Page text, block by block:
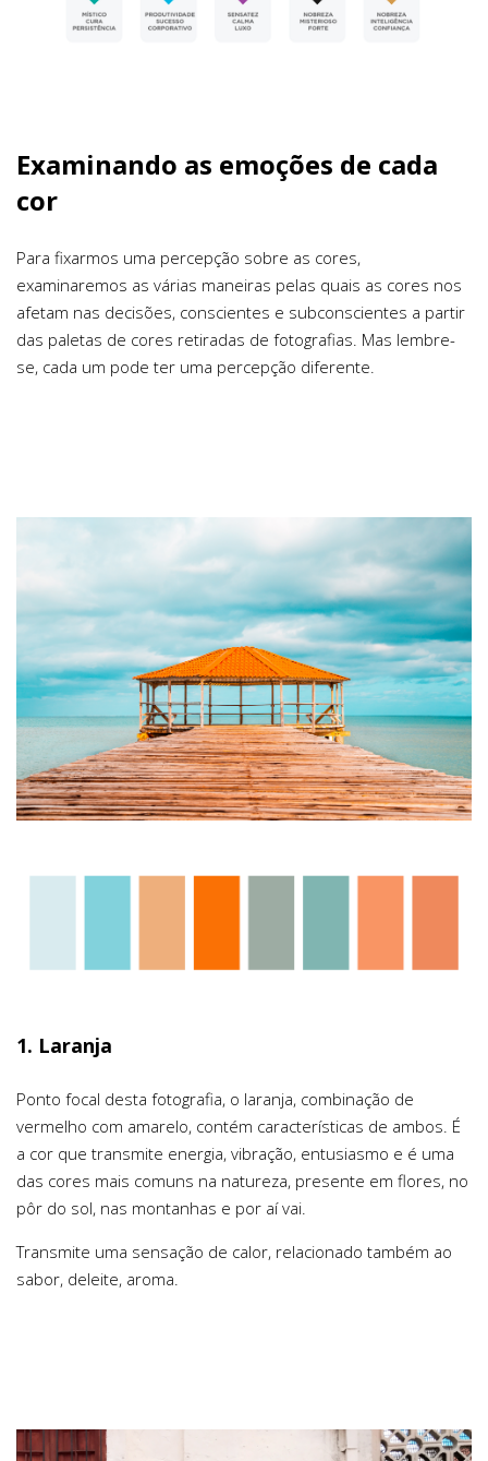
Examinando as emoções de cada
cor
Para fixarmos uma percepção sobre as cores,
examinaremos as várias maneiras pelas quais as cores nos
afetam nas decisões, conscientes e subconscientes a partir
das paletas de cores retiradas de fotografias. Mas lembre-
se, cada um pode ter uma percepção diferente.
1. Laranja
Ponto focal desta fotografia, o laranja, combinação de
vermelho com amarelo, contém características de ambos. É
a cor que transmite energia, vibração, entusiasmo e é uma
das cores mais comuns na natureza, presente em flores, no
pôr do sol, nas montanhas e por aí vai.
Transmite uma sensação de calor, relacionado também ao
sabor, deleite, aroma.